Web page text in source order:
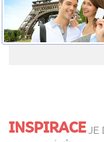
INSPIRACEJE